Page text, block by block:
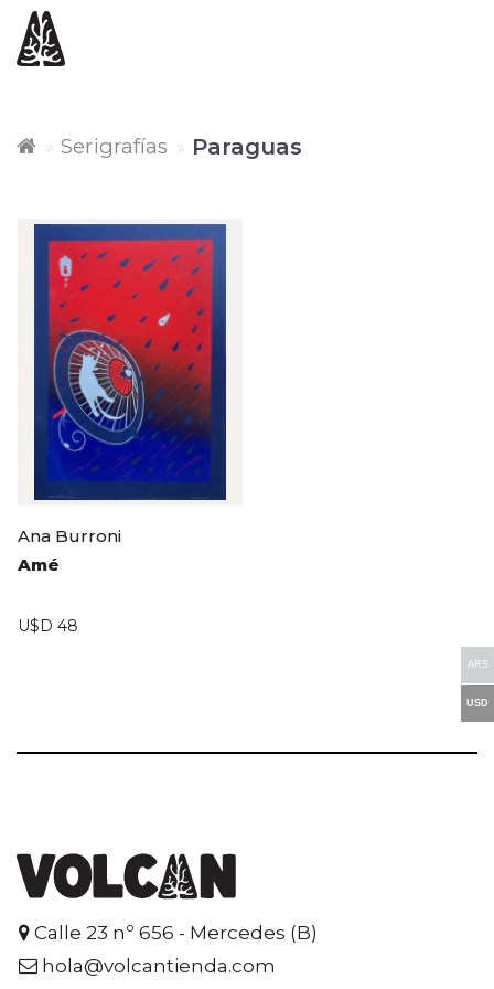
ARS
USD
Serigrafías Paraguas
Ana Burroni
Amé
U$D 48
Calle 23 nº 656 - Mercedes (B)
hola@volcantienda.com